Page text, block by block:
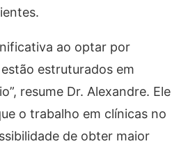
ao optar por
estruturados em
resume Dr. Alexandre. Ele
o trabalho em clínicas no
de obter maior